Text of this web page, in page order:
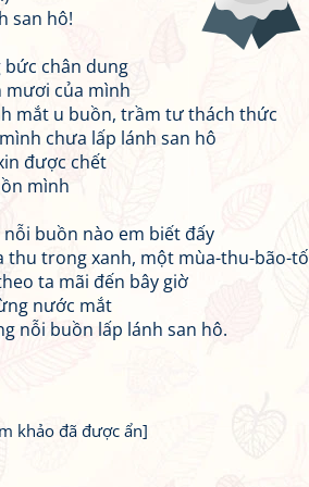
san hô!
bức chân dung
mươi của mình
mắt u buồn, trầm tư thách thức
chưa lấp lánh san hô
được chết
mình
buồn nào em biết đấy
thu trong xanh, một mùa-thu-bão-tố
ta mãi đến bây giờ
nước mắt
nỗi buồn lấp lánh san hô.
khảo đã được ẩn]